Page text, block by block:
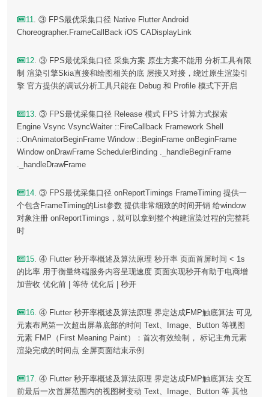
11. ③ FPS最优采集口径 Native Flutter Android
Choreographer.FrameCallBack iOS CADisplayLink
12. ③ FPS最优采集口径 采集方案 原生方案不能用 分析工具有限
制 渲染引擎Skia直接和绘图相关的底 层接又对接，绕过原生渲染引
擎 官方提供的调试分析工具只能在 Debug 和 Proﬁle 模式下开启
13. ③ FPS最优采集口径 Release 模式 FPS 计算方式探索
Engine Vsync VsyncWaiter ::FireCallback Framework Shell
::OnAnimatorBeginFrame Window ::BeginFrame onBeginFrame
Window onDrawFrame SchedulerBinding ._handleBeginFrame
._handleDrawFrame
14. ③ FPS最优采集口径 onReportTimings FrameTiming 提供一
个包含FrameTiming的List参数 提供非常细致的时间开销 给window
对象注册 onReportTimings，就可以拿到整个构建渲染过程的完整耗
时
15. ④ Flutter 秒开率概述及算法原理 秒开率 页面首屏时间 < 1s
的比率 用于衡量终端服务内容呈现速度 页面实现秒开有助于电商增
加营收 优化前 | 等待 优化后 | 秒开
16. ④ Flutter 秒开率概述及算法原理 界定达成FMP触底算法 可见
元素布局第一次超出屏幕底部的时间 Text、Image、Button 等视图
元素 FMP（First Meaning Paint）：首次有效绘制， 标记主角元素
渲染完成的时间点 全屏⻚面结束示例
17. ④ Flutter 秒开率概述及算法原理 界定达成FMP触底算法 交互
前最后一次首屏范围内的视图树变动 Text、Image、Button 等 其他